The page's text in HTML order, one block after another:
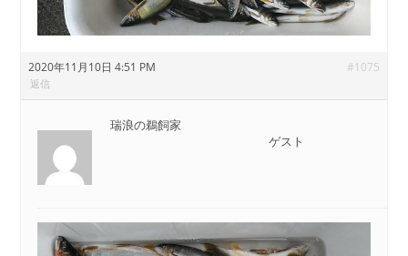
2020年11月10日 4:51 PM #1075
返信
瑞浪の鵜飼家
ゲスト